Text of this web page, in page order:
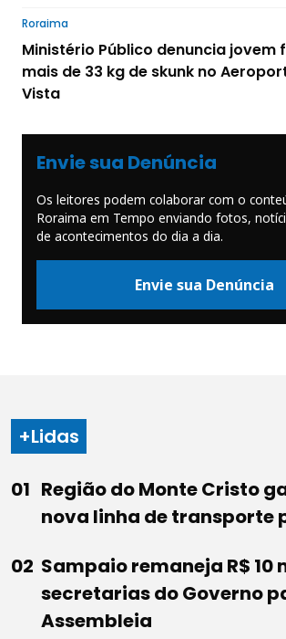
Roraima
Ministério Público denuncia
mais de 33 kg de skunk no
Vista
Envie sua Denúncia
Os leitores podem colaborar com o
Roraima em Tempo enviando fotos,
de acontecimentos do dia a dia.
Envie sua Denúncia
+Lidas
Região do Monte Cristo
nova linha de transporte
Sampaio remaneja R$ 10
secretarias do Governo
Assembleia